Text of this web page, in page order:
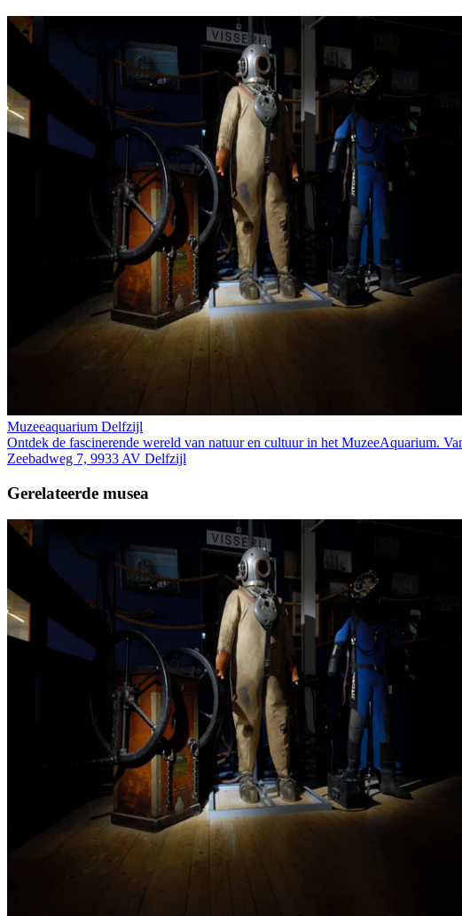
Muzeeaquarium Delfzijl
Ontdek de fascinerende wereld van natuur en cultuur in het MuzeeAquarium.
Zeebadweg 7, 9933 AV Delfzijl
Gerelateerde musea